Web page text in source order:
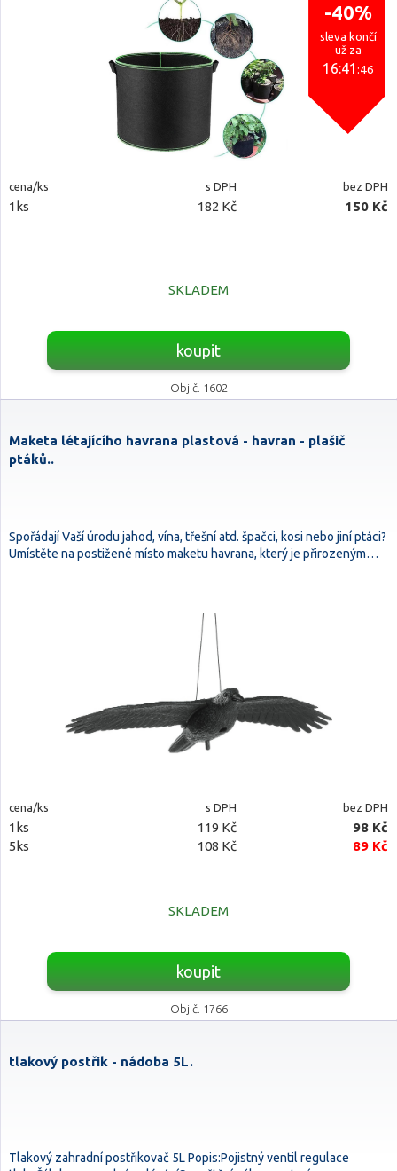
-40%
sleva končí
už za
16:41:45
cena/ks s DPH bez DPH
1ks 182 Kč 150 Kč
SKLADEM
koupit
Obj.č. 1602
Maketa létajícího havrana plastová - havran - plašič
ptáků..
Spořádají Vaší úrodu jahod, vína, třešní atd. špačci, kosi nebo jiní ptáci?
Umístěte na postižené místo maketu havrana, který je přirozeným…
cena/ks s DPH bez DPH
1ks 119 Kč
98 Kč
5ks
108 Kč 89 Kč
SKLADEM
koupit
Obj.č. 1766
tlakový postřik - nádoba 5L.
Tlakový zahradní postřikovač 5L Popis:Pojistný ventil regulace